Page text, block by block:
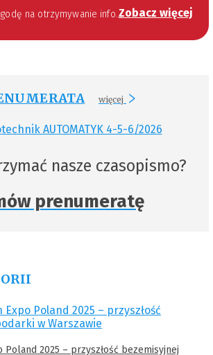
w szczególności poczty elektronicznej zgodnie z przepisem art. 10 ust 2 ustawy z dnia 18 lipca 2002 roku o świadczeniu usług drogą elektroniczną (Dz. U. 144 z 2002 r. poz. 1204). Zgoda jest dobrowolna, jednak jej wyrażenie jest konieczne, aby otrzymywać newsletter. Zobacz więcej
więcej
nasze czasopismo?
prenumeratę
Poland 2025 – przyszłość bezemisyjnej